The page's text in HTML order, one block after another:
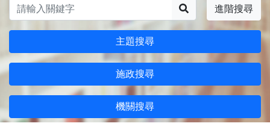
進階搜尋
主題搜尋
施政搜尋
機關搜尋